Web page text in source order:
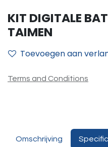
KIT DIGITALE
TAIMEN
Toevoegen aan
Terms and Conditions
Omschrijving